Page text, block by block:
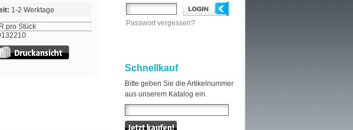
1-2 Werktage
pro Stück
Passwort vergessen?
Schnellkauf
Bitte geben Sie die Artikelnummer
aus unserem Katalog ein.